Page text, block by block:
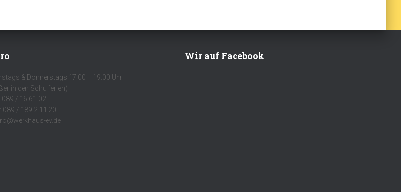
& Donnerstags 17:00 – 19:00 Uhr
in den Schulferien)
089 / 16 61 02
089 / 189 2 11 20
ev.de
Wir auf Facebook